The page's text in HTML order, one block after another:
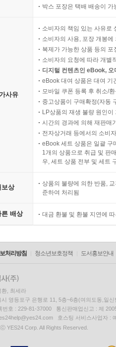
박스 포장은 택배 배송이
사유
소비자의 책임 있는 사유로
소비자의 사용, 포장 개봉
복제가 가능한 상품 등의
소비자의 요청에 따라 개별
디지털 컨텐츠인 eBook,
eBook 대여 상품은 대여 기
모바일 쿠폰 등록 후 취소/
중고상품이 구매확정(자동
LP상품의 재생 불량 원인
시간의 경과에 의해 재판매
전자상거래 등에서의 소비
eBook 세트 상품은 일괄 구
1개의 상품으로 취급 및 판
우, 세트 상품 전부 및 세트
보상
상품의 불량에 의한 반품,
준하여 처리됨
배상 대금 환불 및 환불 지연에
처리방침 청소년보호정책 도서홍보안내
환, 최세라
시 영등포구 은행로 11, 5층~6층(여의도동,일신
번호 : 229-81-37000 통신판매업신고 : 제
호스팅 서비스사업자 :
YES24 Corp. All Rights Reserved.